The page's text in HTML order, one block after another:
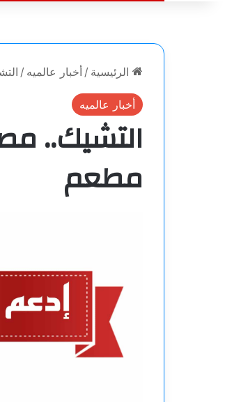
الرئيسية / أخبار عالميه / التشيك..
أخبار عالميه
مطعم